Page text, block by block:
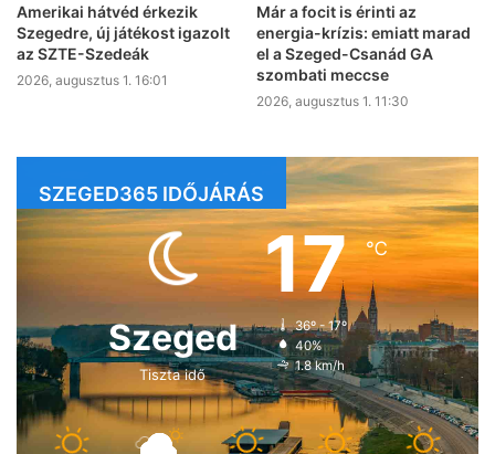
Amerikai hátvéd érkezik
Szegedre, új játékost igazolt
az SZTE-Szedeák
2026, augusztus 1. 16:01
Már a focit is érinti az
energia-krízis: emiatt marad
el a Szeged-Csanád GA
szombati meccse
2026, augusztus 1. 11:30
SZEGED365 IDŐJÁRÁS
Szeged
Tiszta idő
17℃
36º - 17º
40%
1.8 km/h